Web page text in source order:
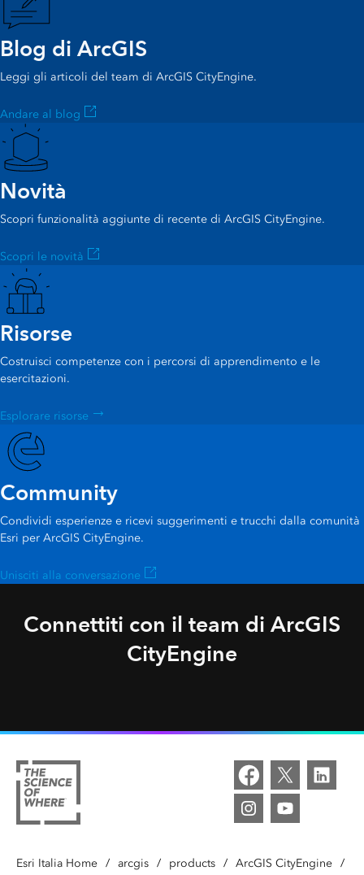
Blog di ArcGIS
Leggi gli articoli del team di ArcGIS CityEngine.
Andare al blog
Novità
Scopri funzionalità aggiunte di recente di ArcGIS CityEngine.
Scopri le novità
Risorse
Costruisci competenze con i percorsi di apprendimento e le
esercitazioni.
Esplorare risorse
Community
Condividi esperienze e ricevi suggerimenti e trucchi dalla comunità
Esri per ArcGIS CityEngine.
Unisciti alla conversazione
Connettiti con il team di ArcGIS
CityEngine
Esri Italia Home / arcgis / products / ArcGIS CityEngine /